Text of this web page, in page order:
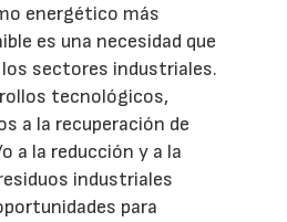
energético más
es una necesidad que
sectores industriales.
tecnológicos,
a la recuperación de
a la reducción y a la
industriales
para